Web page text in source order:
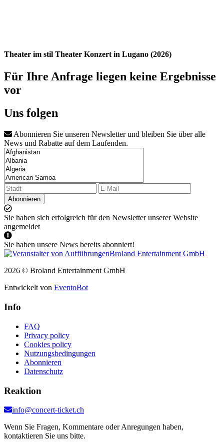
Theater im stil Theater Konzert in Lugano (2026)
Für Ihre Anfrage liegen keine Ergebnisse
vor
Uns folgen
Abonnieren Sie unseren Newsletter und bleiben Sie über alle
News und Rabatte auf dem Laufenden.
Abonnieren
Sie haben sich erfolgreich für den Newsletter unserer Website
angemeldet
Sie haben unsere News bereits abonniert!
2026 © Broland Entertainment GmbH
Entwickelt von EventoBot
Info
FAQ
Privacy policy
Cookies policy
Nutzungsbedingungen
Abonnieren
Datenschutz
Reaktion
info@concert-ticket.ch
Wenn Sie Fragen, Kommentare oder Anregungen haben,
kontaktieren Sie uns bitte.